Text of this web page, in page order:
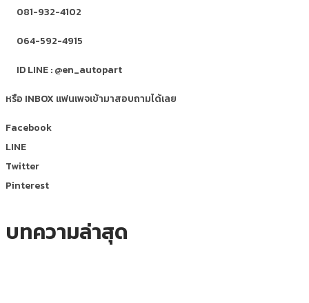
081-932-4102
064-592-4915
ID LINE : @en_autopart
หรือ INBOX แฟนเพจเข้ามาสอบถามได้เลย
Facebook
LINE
Twitter
Pinterest
บทความล่าสุด